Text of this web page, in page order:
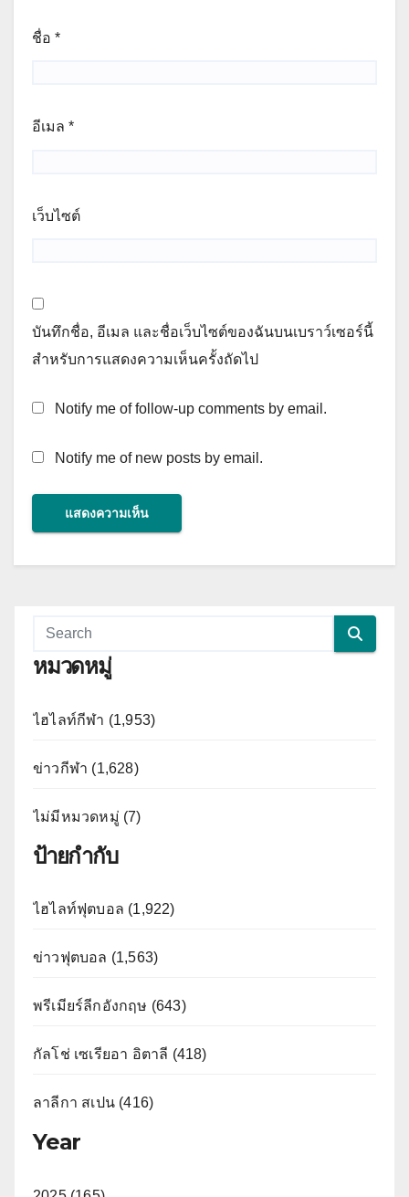
ชื่อ *
อีเมล *
เว็บไซต์
บันทึกชื่อ, อีเมล และชื่อเว็บไซต์ของฉันบนเบราว์เซอร์นี้
สำหรับการแสดงความเห็นครั้งถัดไป
Notify me of follow-up comments by email.
Notify me of new posts by email.
หมวดหมู่
ไฮไลท์กีฬา (1,953)
ข่าวกีฬา (1,628)
ไม่มีหมวดหมู่ (7)
ป้ายกำกับ
ไฮไลท์ฟุตบอล (1,922)
ข่าวฟุตบอล (1,563)
พรีเมียร์ลีกอังกฤษ (643)
กัลโช่ เซเรียอา อิตาลี (418)
ลาลีกา สเปน (416)
Year